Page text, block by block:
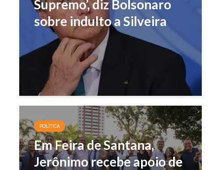
Supremo’, diz Bolsonaro
sobre indulto a Silveira
POLÍTICA
Em Feira de Santana,
Jerônimo recebe apoio de